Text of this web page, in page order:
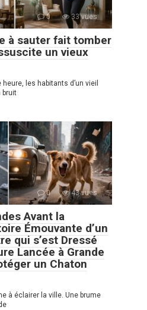
0 33 vues
à sauter fait tomber
un vieux
les habitants d’un vieil
bruit
0 43 vues
Avant la
Émouvante d’un
qui s’est Dressé
Lancée à Grande
un Chaton
à éclairer la ville. Une brume